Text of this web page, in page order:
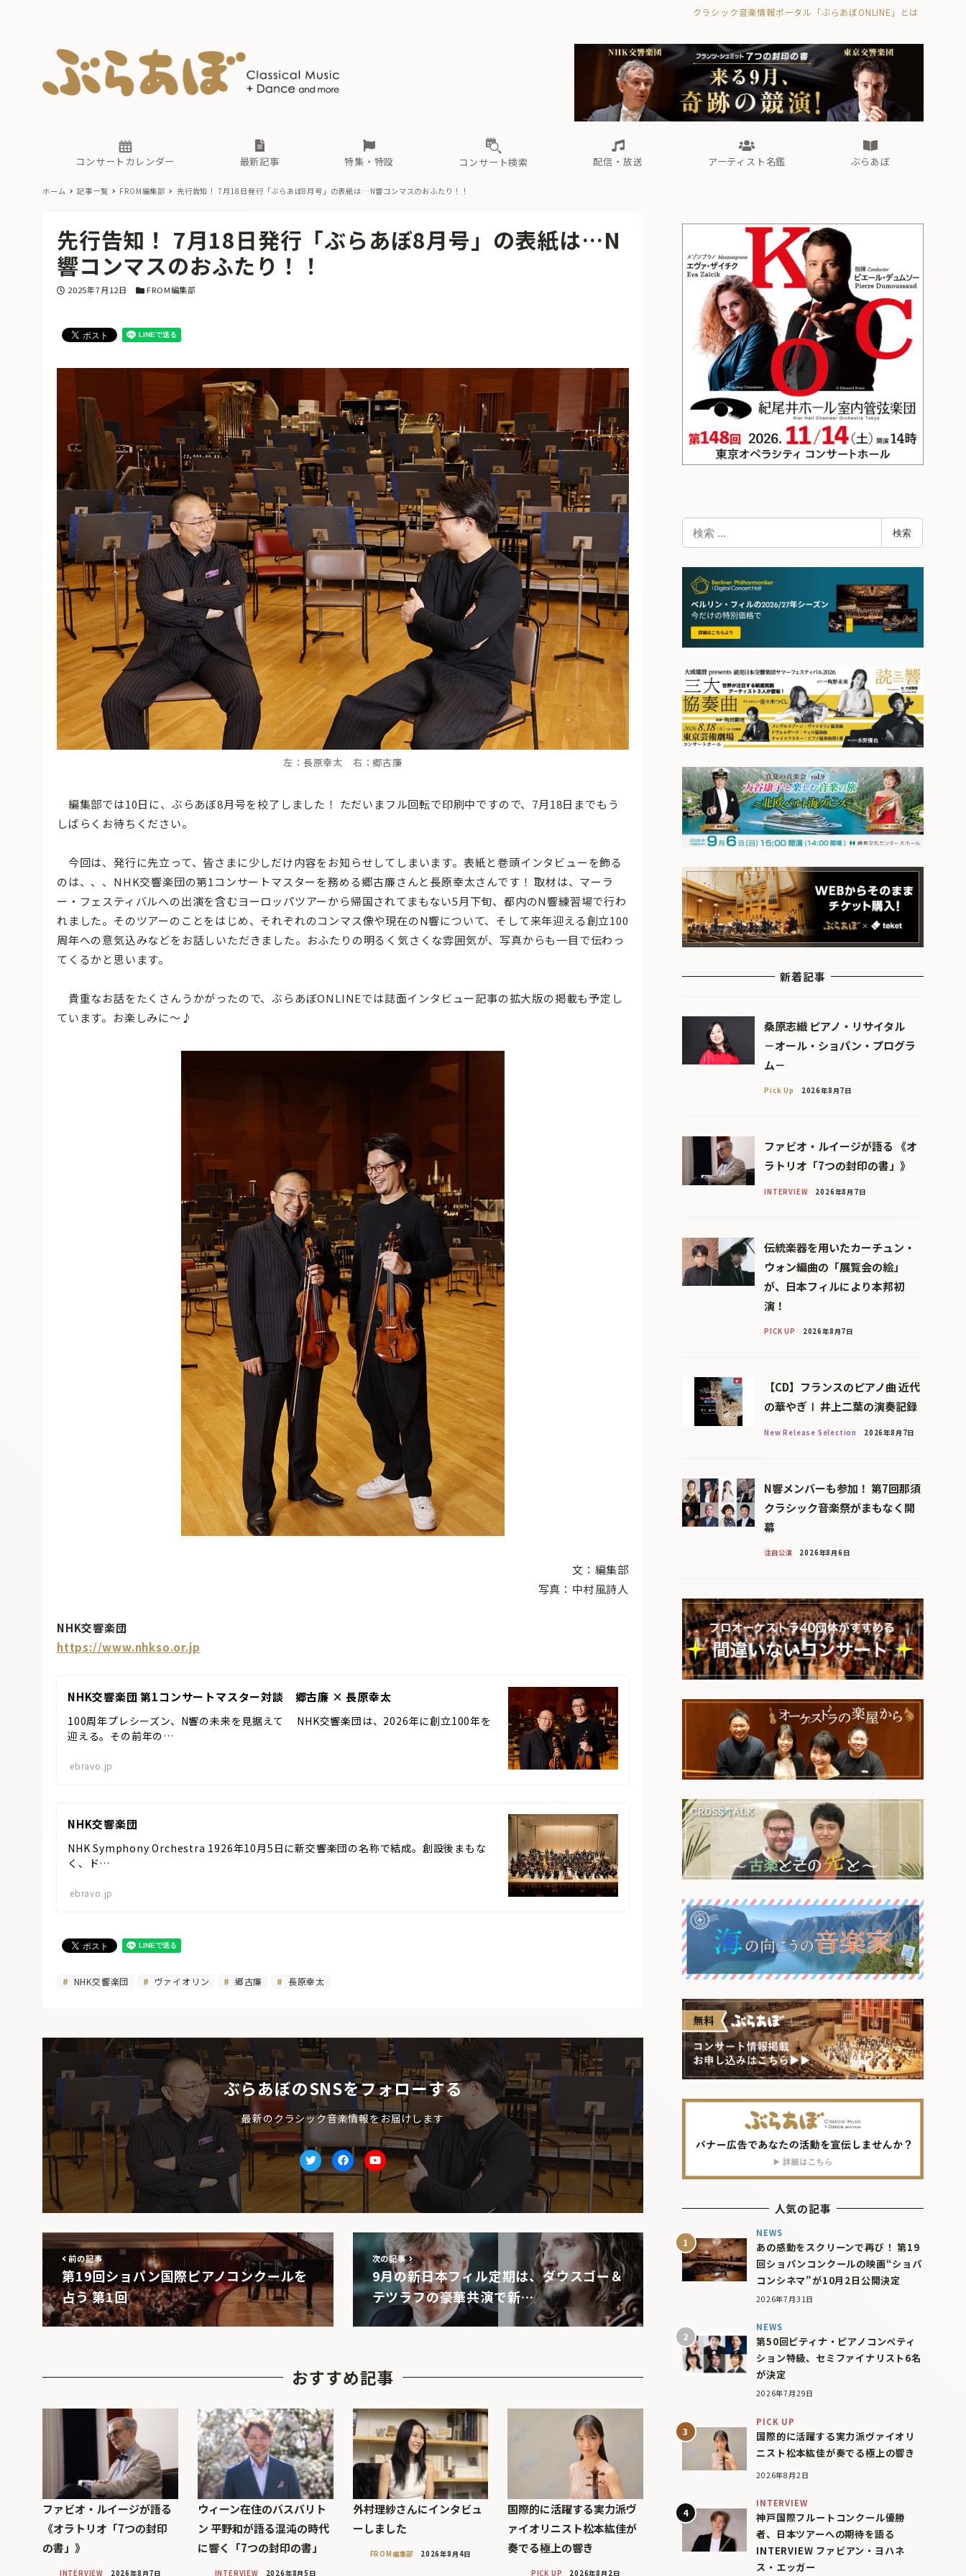
クラシック音楽情報ポータル「ぶらあぼONLINE」とは
コンサートカレンダー 最新記事
古楽とその先と オーケストラの楽屋から 海の向こうの音楽家 ぶらあぼブラス！
フォルテピアノ・オデッセイ
特集・特設
現場のプロが推す！間違いないオーケストラコンサート
過去の特集
コンサート検索 配信・放送
無料ライブ配信スケジュール 有料ライブ配信スケジュール
アーティスト名鑑
あ さ た な は ま ら わ
ぶらあぼ
古楽とその先と Aからの眺望 ぶらあぼブラス！
フォルテピアノ・オデッセイ
無料ライブ配信スケジュール
あ か さ
ホーム 記事一覧 FROM編集部 先行告知！ 7月18日発行「ぶらあぼ8月号」の表紙は…N響コンマスのおふたり！！
先行告知！ 7月18日発行「ぶらあぼ8月号」の表紙は…N
響コンマスのおふたり！！
投稿日
2025年7月12日 カテゴリー
FROM編集部
左：長原幸太 右：郷古廉
編集部では10日に、ぶらあぼ8月号を校了しました！ ただいまフル回転で印刷中ですので、7月18日までもう
しばらくお待ちください。
今回は、発行に先立って、皆さまに少しだけ内容をお知らせしてしまいます。表紙と巻頭インタビューを飾る
のは、、、NHK交響楽団の第1コンサートマスターを務める郷古廉さんと長原幸太さんです！ 取材は、マーラ
ー・フェスティバルへの出演を含むヨーロッパツアーから帰国されてまもない5月下旬、都内のN響練習場で行わ
れました。そのツアーのことをはじめ、それぞれのコンマス像や現在のN響について、そして来年迎える創立100
周年への意気込みなどをお話しいただきました。おふたりの明るく気さくな雰囲気が、写真からも一目で伝わっ
てくるかと思います。
貴重なお話をたくさんうかがったので、ぶらあぼONLINEでは誌面インタビュー記事の拡大版の掲載も予定し
ています。お楽しみに〜♪
文：編集部
写真：中村風詩人
NHK交響楽団
https://www.nhkso.or.jp
NHK交響楽団 第1コンサートマスター対談 郷古廉 × 長原幸太
100周年プレシーズン、N響の未来を見据えて NHK交響楽団は、2026年に創立100年を
迎える。その前年の…
ebravo.jp
NHK交響楽団
NHK Symphony Orchestra 1926年10月5日に新交響楽団の名称で結成。創設後まもな
く、ド…
ebravo.jp
NHK交響楽団 ヴァイオリン 郷古廉 長原幸太
ぶらあぼのSNSをフォローする
最新のクラシック音楽情報をお届けします
TwitterfacebookYoutube
前の記事
第19回ショパン国際ピアノコンクールを
占う 第1回
次の記事
9月の新日本フィル定期は、ダウスゴー＆
テツラフの豪華共演で新…
おすすめ記事
ファビオ・ルイージが語る
《オラトリオ「7つの封印
の書」》
INTERVIEW 2026年8月7日
ウィーン在住のバスバリト
ン 平野和が語る混沌の時代
に響く「7つの封印の書」
INTERVIEW 2026年8月5日
外村理紗さんにインタビュ
ーしました
FROM編集部 2026年8月4日
国際的に活躍する実力派ヴ
ァイオリニスト松本紘佳が
奏でる極上の響き
PICK UP 2026年8月2日
検
索
検索
新着記事
桑原志織 ピアノ・リサイタル
－オール・ショパン・プログラ
ム－
Pick Up 2026年8月7日
ファビオ・ルイージが語る 《オ
ラトリオ「7つの封印の書」》
INTERVIEW 2026年8月7日
伝統楽器を用いたカーチュン・
ウォン編曲の「展覧会の絵」
が、日本フィルにより本邦初
演！
PICK UP 2026年8月7日
【CD】フランスのピアノ曲 近代
の華やぎⅠ 井上二葉の演奏記録
New Release Selection 2026年8月7日
N響メンバーも参加！ 第7回那須
クラシック音楽祭がまもなく開
幕
注目公演 2026年8月6日
人気の記事
NEWS
あの感動をスクリーンで再び！ 第19
回ショパンコンクールの映画“ショパ
コンシネマ”が10月2日公開決定
2026年7月31日
NEWS
第50回ピティナ・ピアノコンペティ
ション特級、セミファイナリスト6名
が決定
2026年7月29日
PICK UP
国際的に活躍する実力派ヴァイオリ
ニスト松本紘佳が奏でる極上の響き
2026年8月2日
INTERVIEW
神戸国際フルートコンクール優勝
者、日本ツアーへの期待を語る
INTERVIEW ファビアン・ヨハネ
ス・エッガー